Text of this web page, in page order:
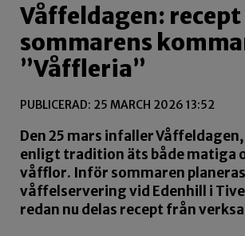
Våffeldagen:
sommarens
”Våffleria”
PUBLICERAD: 25 MARCH 2026 13:52
Den 25 mars infaller
enligt tradition äts både matiga
våfflor. Inför sommaren
våffelservering vid Edenhill i
redan nu delas recept från